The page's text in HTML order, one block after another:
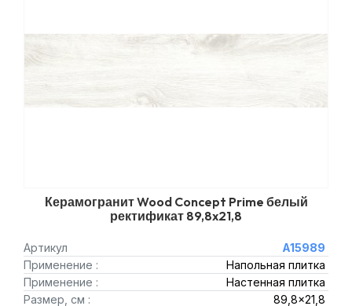
Керамогранит Wood Concept Prime белый
ректификат 89,8x21,8
Артикул
A15989
Применение :
Напольная плитка
Применение :
Настенная плитка
Размер, см :
89,8x21,8